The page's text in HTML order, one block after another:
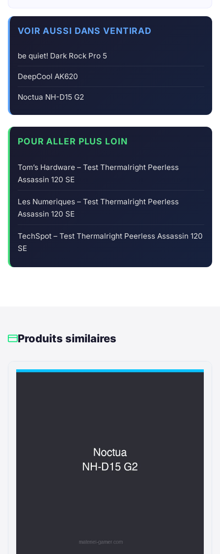
VOIR AUSSI DANS VENTIRAD
be quiet! Dark Rock Pro 5
DeepCool AK620
Noctua NH-D15 G2
POUR ALLER PLUS LOIN
Tom’s Hardware – Test Thermalright Peerless
Assassin 120 SE
Les Numeriques – Test Thermalright Peerless
Assassin 120 SE
TechSpot – Test Thermalright Peerless Assassin 120
SE
Produits similaires